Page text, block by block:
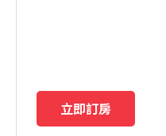
立即訂房